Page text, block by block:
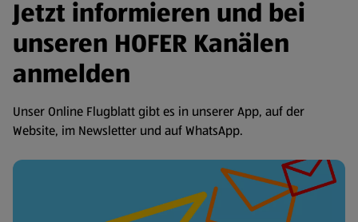
Jetzt informieren und bei
unseren HOFER Kanälen
anmelden
Unser Online Flugblatt gibt es in unserer App, auf der
Website, im Newsletter und auf WhatsApp.